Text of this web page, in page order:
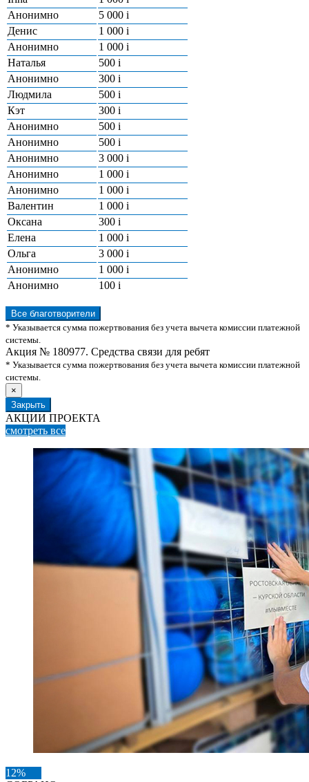
Анонимно
5 000 i
Денис
1 000 i
Анонимно
1 000 i
Наталья
500 i
Анонимно
300 i
Людмила
500 i
Кэт
300 i
Анонимно
500 i
Анонимно
500 i
Анонимно
3 000 i
Анонимно
1 000 i
Анонимно
1 000 i
Валентин
1 000 i
Оксана
300 i
Елена
1 000 i
Ольга
3 000 i
Анонимно
1 000 i
Анонимно
100 i
Все благотворители
* Указывается сумма пожертвования без учета вычета комиссии платежной
системы.
Акция № 180977. Средства связи для ребят
* Указывается сумма пожертвования без учета вычета комиссии платежной
системы.
×
Закрыть
АКЦИИ ПРОЕКТА
смотреть все
12%